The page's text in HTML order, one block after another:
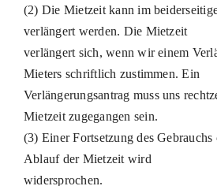
(2) Die Mietzeit kann im
verlängert werden. Die Mietzeit
verlängert sich, wenn wir einem
Mieters schriftlich zustimmen. Ein
Verlängerungsantrag muss uns
Mietzeit zugegangen sein.
(3) Einer Fortsetzung des Gebrauchs
Ablauf der Mietzeit wird
widersprochen.